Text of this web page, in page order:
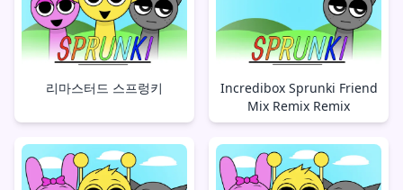
리마스터드 스프렁키
Incredibox Sprunki Friend
Mix Remix Remix